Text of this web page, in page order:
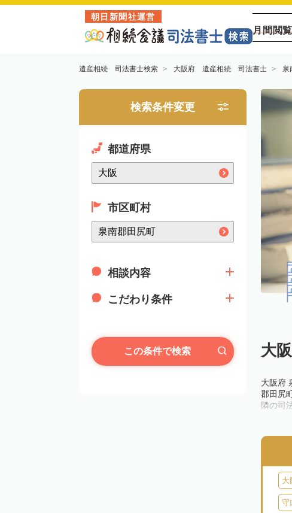
朝日新聞社運営
月間閲
遺産相続 司法書士検索 大阪府 遺産相続 司法書士
検索条件変更
都道府県
市区町村
相談内容
こだわり条件
この条件で検索 大
大阪府
郡田尻
隣の司
大
守